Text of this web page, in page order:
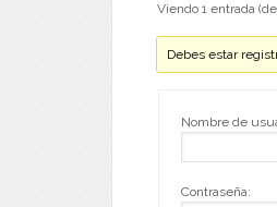
Viendo 1 entrada
Debes estar
Nombre de
Contraseña: